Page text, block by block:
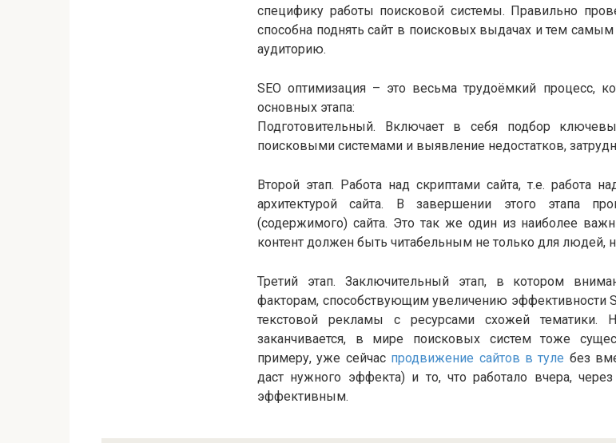
специфику работы поисковой системы. Правильно
способна поднять сайт в поисковых выдачах и тем
аудиторию.
SEO оптимизация – это весьма трудоёмкий процесс,
основных этапа:
Подготовительный. Включает в себя подбор
поисковыми системами и выявление недостатков,
Второй этап. Работа над скриптами сайта, т.е.
архитектурой сайта. В завершении этого этапа
(содержимого) сайта. Это так же один из наиболее
контент должен быть читабельным не только для людей,
Третий этап. Заключительный этап, в котором
факторам, способствующим увеличению эффективности
текстовой рекламы с ресурсами схожей тематики.
заканчивается, в мире поисковых систем тоже
примеру, уже сейчас продвижение сайтов в туле без
даст нужного эффекта) и то, что работало вчера,
эффективным.